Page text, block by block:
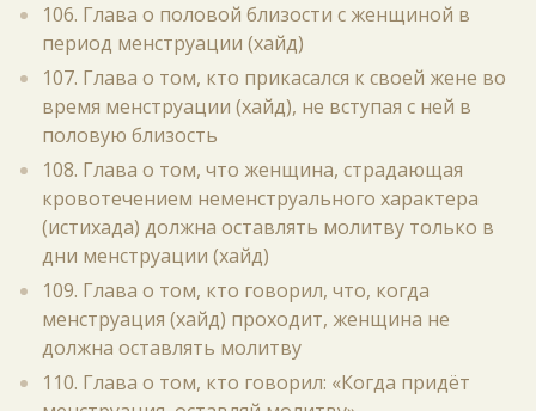
106. Глава о половой близости с женщиной в
период менструации (хайд)
107. Глава о том, кто прикасался к своей жене во
время менструации (хайд), не вступая с ней в
половую близость
108. Глава о том, что женщина, страдающая
кровотечением неменструального характера
(истихада) должна оставлять молитву только в
дни менструации (хайд)
109. Глава о том, кто говорил, что, когда
менструация (хайд) проходит, женщина не
должна оставлять молитву
110. Глава о том, кто говорил: «Когда придёт